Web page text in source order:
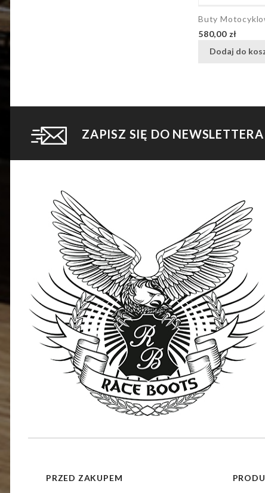
Buty
Cena
580,00 zł
Dodaj do
ZAPISZ SIĘ DO NEWSLETTERA
PRZED ZAKUPEM